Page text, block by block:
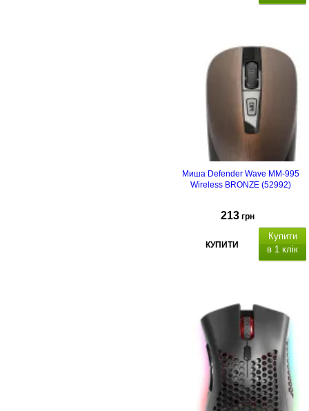
Миша Defender Wave MM-995
Wireless BRONZE (52992)
213 грн
КУПИТИ
Купити
в 1 клік